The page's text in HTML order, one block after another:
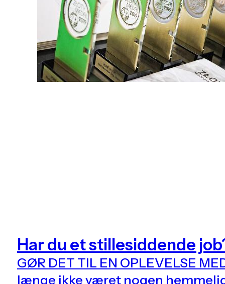
Har du et stillesiddende
GØR DET TIL EN OPLEVELSE
længe ikke været nogen